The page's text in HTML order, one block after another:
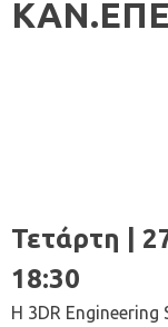
Τετάρτη |
18:30
Η 3DR Engineering